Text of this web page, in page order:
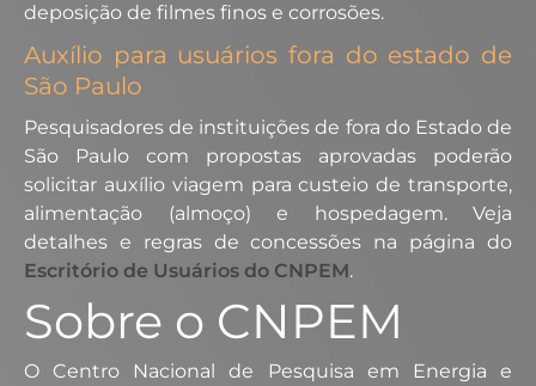
deposição de filmes finos e corrosões.
Auxílio para usuários fora do estado de
São Paulo
Pesquisadores de instituições de fora do Estado de
São Paulo com propostas aprovadas poderão
solicitar auxílio viagem para custeio de transporte,
alimentação (almoço) e hospedagem. Veja
detalhes e regras de concessões na página do
Escritório de Usuários do CNPEM.
Sobre o CNPEM
O Centro Nacional de Pesquisa em Energia e